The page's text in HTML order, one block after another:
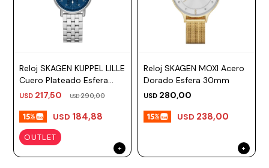
Reloj SKAGEN KUPPEL LILLE
Cuero Plateado Esfera
32mm
USD 217,50 USD290,00
USD 184,88
OUTLET
Reloj SKAGEN MOXI Acero
Dorado Esfera 30mm
USD 280,00
USD 238,00